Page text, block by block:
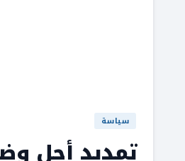
سياسة
تمديد أجل